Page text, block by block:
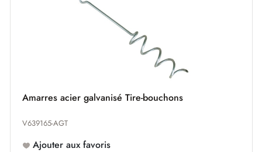
Amarres acier galvanisé Tire-bouchons
V639165-AGT
Ajouter aux favoris